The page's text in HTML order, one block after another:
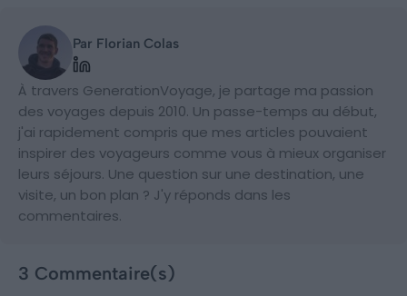
Par Florian Colas
À travers GenerationVoyage, je partage ma passion
des voyages depuis 2010. Un passe-temps au début,
j'ai rapidement compris que mes articles pouvaient
inspirer des voyageurs comme vous à mieux organiser
leurs séjours. Une question sur une destination, une
visite, un bon plan ? J'y réponds dans les
commentaires.
3 Commentaire(s)